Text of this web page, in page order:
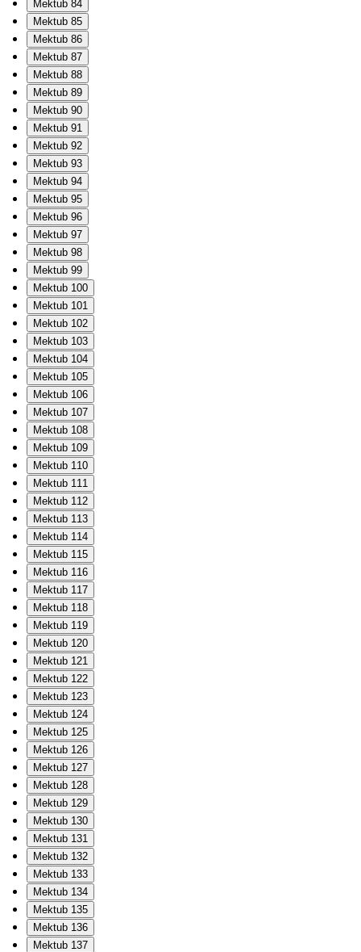
Mektub 84
Mektub 85
Mektub 86
Mektub 87
Mektub 88
Mektub 89
Mektub 90
Mektub 91
Mektub 92
Mektub 93
Mektub 94
Mektub 95
Mektub 96
Mektub 97
Mektub 98
Mektub 99
Mektub 100
Mektub 101
Mektub 102
Mektub 103
Mektub 104
Mektub 105
Mektub 106
Mektub 107
Mektub 108
Mektub 109
Mektub 110
Mektub 111
Mektub 112
Mektub 113
Mektub 114
Mektub 115
Mektub 116
Mektub 117
Mektub 118
Mektub 119
Mektub 120
Mektub 121
Mektub 122
Mektub 123
Mektub 124
Mektub 125
Mektub 126
Mektub 127
Mektub 128
Mektub 129
Mektub 130
Mektub 131
Mektub 132
Mektub 133
Mektub 134
Mektub 135
Mektub 136
Mektub 137